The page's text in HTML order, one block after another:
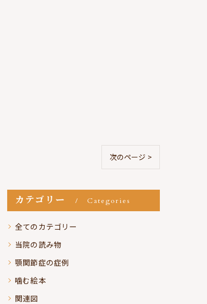
次のページ >
カテゴリー Categories
全てのカテゴリー
当院の読み物
顎関節症の症例
噛む絵本
関連図